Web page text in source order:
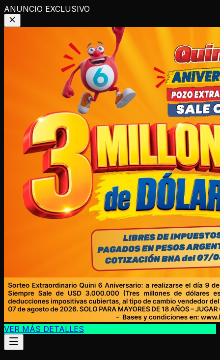
ANUNCIO EXCLUSIVO
VER MÁS DETALLES